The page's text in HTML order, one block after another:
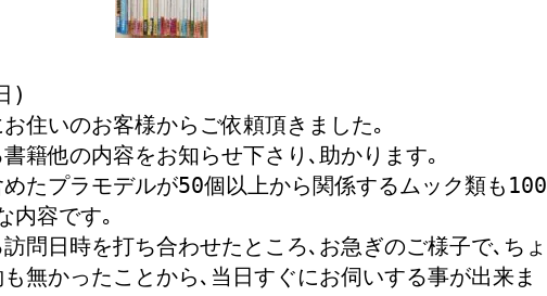
)
住いのお客様からご依頼頂きました｡
籍他の内容をお知らせ下さり､助かります｡
たプラモデルが50個以上から関係するムック類も100
内容です｡
問日時を打ち合わせたところ､お急ぎのご様子で､ちょ
無かったことから､当日すぐにお伺いする事が出来ま